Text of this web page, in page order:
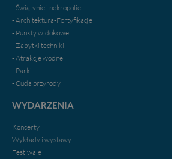
- Świątynie i nekropolie
- Architektura-Fortyfikacje
- Punkty widokowe
- Zabytki techniki
- Atrakcje wodne
- Parki
- Cuda przyrody
WYDARZENIA
Koncerty
Wykłady i wystawy
Festiwale
serwisu (zapamiętywanie pozycji na
wyszukania, ulubione miejsca,
Bezpieczeństwo Twoich danych jest
priorytetowe, bez poinformowania
zmieniać zakresu naszych uprawnień.
informacji uzyskach w naszej
Klikając znak X lub przycisk PRZEJDŹ
Nasz serwis nie wykorzystuje oraz nie
Twoich danych innym podmiotom